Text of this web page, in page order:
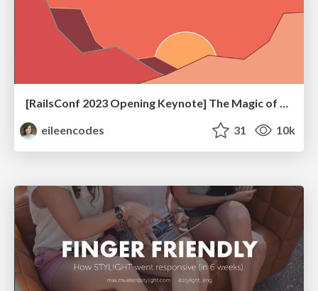
[RailsConf 2023 Opening Keynote] The Magic of Rails
eileencodes
31 10k